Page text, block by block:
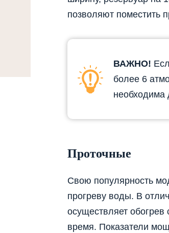
позволяют поместить
ВАЖНО!
более 6
необходима
Проточные
Свою популярность
прогреву воды. В
осуществляет обогрев
время. Показатели